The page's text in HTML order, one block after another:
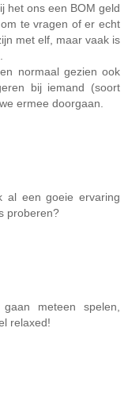
het ons een BOM geld
te vragen of er echt
met elf, maar vaak is
normaal gezien ook
bij iemand (soort
ermee doorgaan.
al een goeie ervaring
proberen?
meteen spelen,
relaxed!